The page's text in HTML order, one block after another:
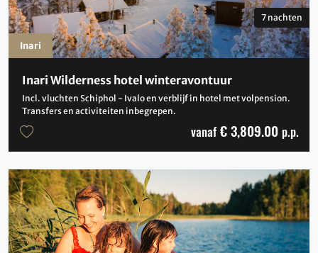
Inari Wilderness hotel winteravontuur
Incl. vluchten Schiphol - Ivalo en verblijf in hotel met volpension.
Transfers en activiteiten inbegrepen.
7 nachten
vanaf € 3,809.00 p.p.
Inari